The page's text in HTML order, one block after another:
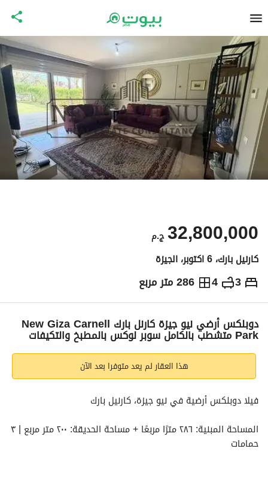
ج.م32,800,000
كارنيل بارك، 6 اكتوبر، الجيزة
3
4 286 متر مربع ج.م32,800,000
التفاصيل الاتجاهات والمؤشرات رهن عقاري
دوبلكس أرضي نيو جيزة كارنل بارك New Giza Carnell
Park متشطب بالكامل سوبر لوكس بالمطبخ والتكيفات
هذا العقار لم يعد متوفرا بعد الآن
فيلا دوبلكس أرضية في نيو جيزة، كارنيل بارك
حمامات